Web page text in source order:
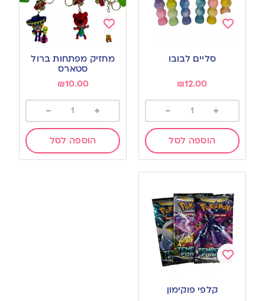
סליים לבובו
₪12.00
+
-
הוספה לסל
Add
to
wishlist
מחזיק מפתחות ברול
סטארס
₪10.00
+
-
הוספה לסל
wishlist
קלפי פוקימון